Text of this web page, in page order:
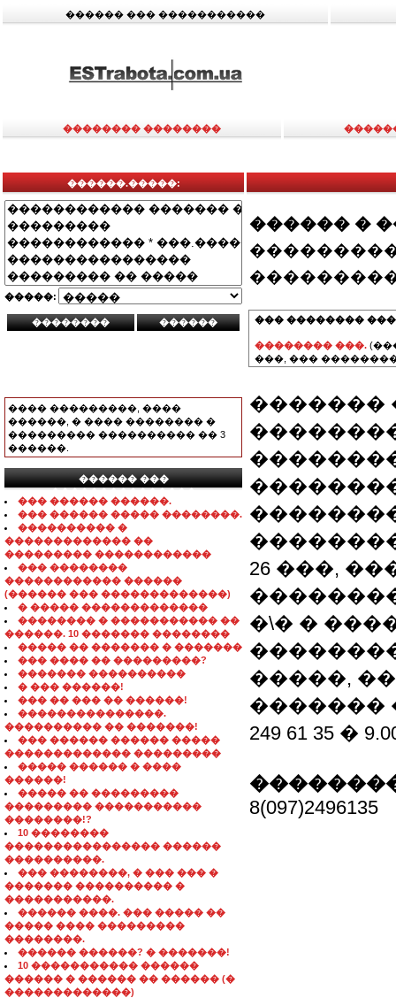
������ ��� �����������
�������� ��������
������.�����:
�����:
���� ���������, ����
������, � ���� �������� �
��������� ���������� �� 3
������.
������ ���
���������������
��� ������ ������.
��� ������ ����� ��������.
���������� �
������������� ��
��������� ������������
��� ��������
������������ ������
(������ ��� �������������)
� ����� �������������
�������� � ����������� ��
������. 10 ������� ��������
����� �� ������� � �������
��� ���� �� ���������?
������� ����������
� ��� ������!
��� �� ��� �� ������!
���������������.
���������� �� �������!
��� ������ ������ �����
������������� ���������
����� ������ � ����
������!
����� �� ���������
��������� �����������
��������!?
10 ��������
���������������� ������
����������.
��� ��������, � ��� ��� �
������� ���������� �
�����������.
������ ����. ��� ����� ��
����� ���� ���������
��������.
������ ������? � �������!
10 ����������� ������
������ � ������ �� ������ (�
�������������)
������ �
��� ��������
�������� ���.
���, ���
�������
26 ���,
�\� �
�����,
�������
249 61 35 �
8(097)2496135